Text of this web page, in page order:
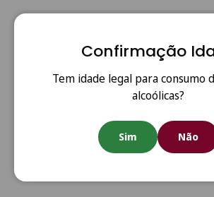
Confirmação
Tem idade legal para consumo
alcoólicas?
Sim Não
Portes Grátis